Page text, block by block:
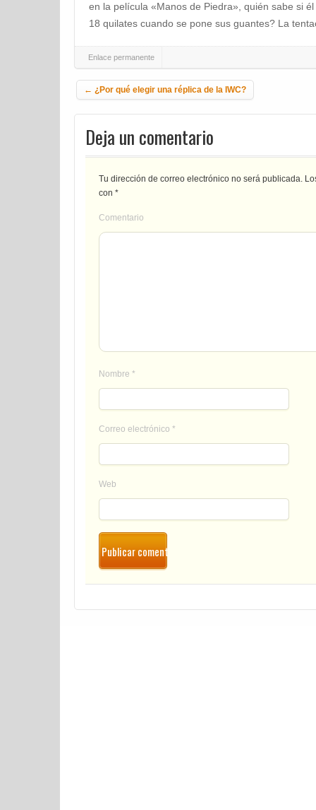
en la película «Manos de Piedra», quién sabe si
18 quilates cuando se pone sus guantes? La
Enlace permanente
Navegación de la entrada
← ¿Por qué elegir una réplica de la IWC?
Deja un comentario
Tu dirección de correo electrónico no será publicada.
con *
Comentario
Nombre *
Correo electrónico *
Web